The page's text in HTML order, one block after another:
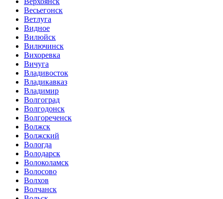
Весьегонск
Ветлуга
Видное
Вилюйск
Вилючинск
Вихоревка
Вичуга
Владивосток
Владикавказ
Владимир
Волгоград
Волгодонск
Волгореченск
Волжск
Волжский
Вологда
Володарск
Волоколамск
Волосово
Волхов
Волчанск